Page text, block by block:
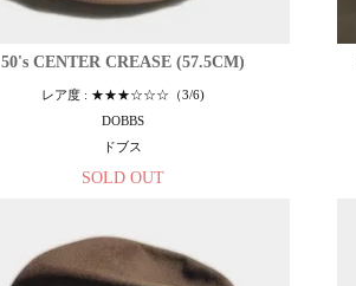
50's CENTER CREASE (57.5CM)
レア度 : ★★★☆☆☆（3/6)
DOBBS
ドブス
SOLD OUT